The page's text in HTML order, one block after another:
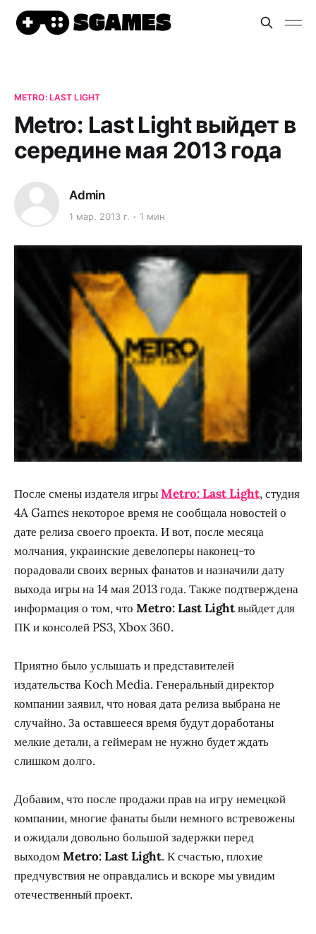
METRO: LAST LIGHT
Metro: Last Light выйдет в
середине мая 2013 года
Admin
1 мар. 2013 г. 1 мин
После смены издателя игрыMetro: Last Light, студия
4A Games некоторое время не сообщала новостей о
дате релиза своего проекта. И вот, после месяца
молчания, украинские девелоперы наконец-то
порадовали своих верных фанатов и назначили дату
выхода игры на 14 мая 2013 года. Также подтверждена
информация о том, что Metro: Last Lightвыйдет для
ПК и консолей PS3, Xbox 360.
Приятно было услышать и представителей
издательства Koch Media. Генеральный директор
компании заявил, что новая дата релиза выбрана не
случайно. За оставшееся время будут доработаны
мелкие детали, а геймерам не нужно будет ждать
слишком долго.
Добавим, что после продажи прав на игру немецкой
компании, многие фанаты были немного встревожены
и ожидали довольно большой задержки перед
выходомMetro: Last Light. К счастью, плохие
предчувствия не оправдались и вскоре мы увидим
отечественный проект.